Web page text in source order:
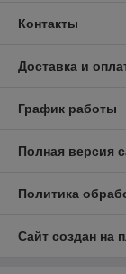
Контакты
Доставка и
График работы
Полная версия
Политика
Сайт создан на